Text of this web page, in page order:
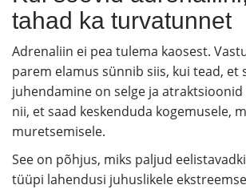
tahad ka turvatunnet
Adrenaliin ei pea tulema kaosest.
parem elamus sünnib siis, kui tead, et
juhendamine on selge ja
nii, et saad keskenduda kogemusele,
muretsemisele.
See on põhjus, miks paljud
tüüpi lahendusi juhuslikele